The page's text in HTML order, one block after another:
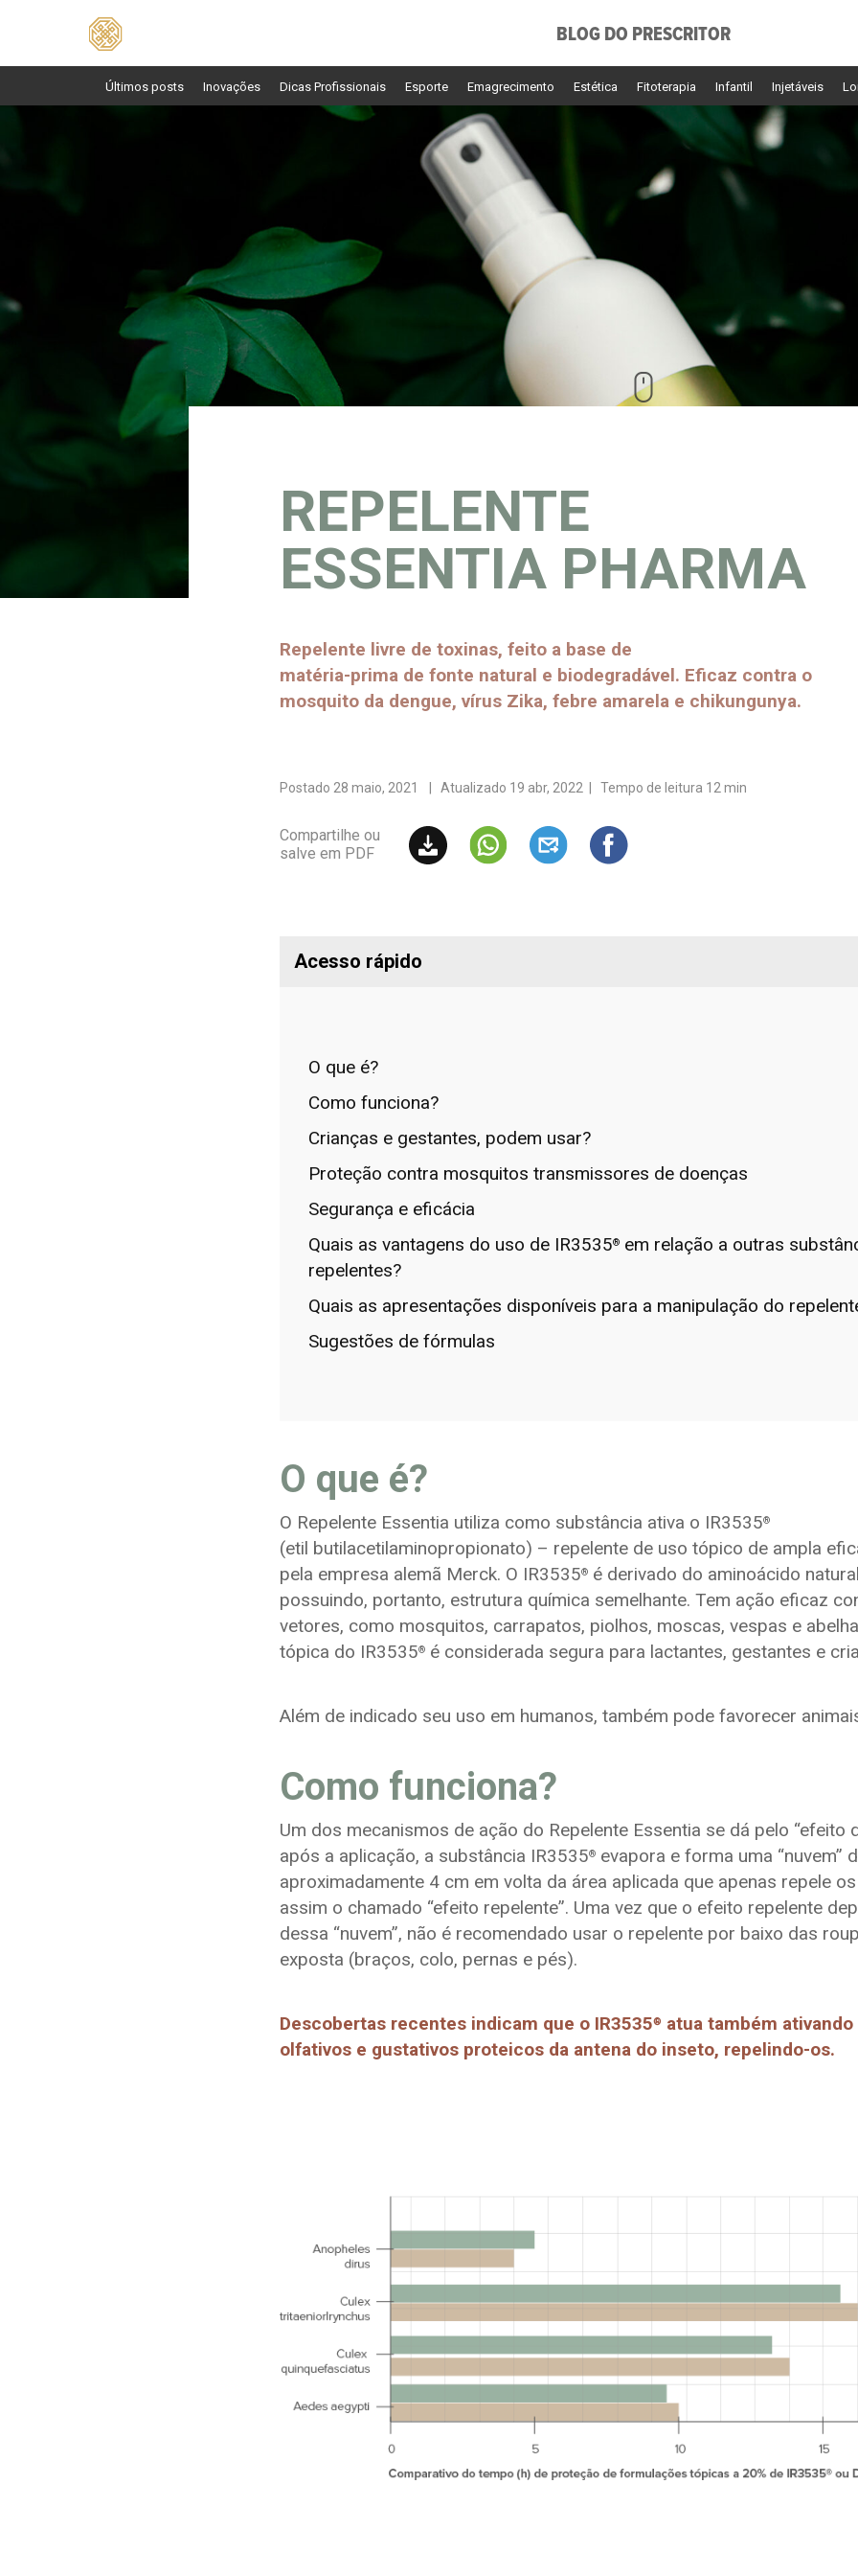
BLOG DO PRESCRITOR
Últimos posts Inovações Dicas Profissionais Esporte Emagrecimento Estética Fitoterapia Infantil Injetáveis
REPELENTE
ESSENTIA PHARMA
Repelente livre de toxinas, feito a base de
matéria-prima de fonte natural e biodegradável. Eficaz contra o
mosquito da dengue, vírus Zika, febre amarela e chikungunya.
Postado 28 maio, 2021 | Atualizado 19 abr, 2022 | Tempo de leitura 12 min
Compartilhe ou
salve em PDF
Acesso rápido
O que é?
Como funciona?
Crianças e gestantes, podem usar?
Proteção contra mosquitos transmissores de doenças
Segurança e eficácia
Quais as vantagens do uso de IR3535® em relação a outras
repelentes?
Quais as apresentações disponíveis para a manipulação do
Sugestões de fórmulas
O que é?
O Repelente Essentia utiliza como substância ativa o IR3535®
(etil butilacetilaminopropionato) – repelente de uso tópico de ampla
pela empresa alemã Merck. O IR3535® é derivado do aminoácido
possuindo, portanto, estrutura química semelhante. Tem ação eficaz
vetores, como mosquitos, carrapatos, piolhos, moscas, vespas e
tópica do IR3535® é considerada segura para lactantes, gestantes e
Além de indicado seu uso em humanos, também pode favorecer
Como funciona?
Um dos mecanismos de ação do Repelente Essentia se dá pelo “efeito
após a aplicação, a substância IR3535® evapora e forma uma “nuvem”
aproximadamente 4 cm em volta da área aplicada que apenas repele
assim o chamado “efeito repelente”. Uma vez que o efeito repelente
dessa “nuvem”, não é recomendado usar o repelente por baixo das
exposta (braços, colo, pernas e pés).
Descobertas recentes indicam que o IR3535®
atua também
olfativos e gustativos proteicos da antena do inseto, repelindo-os.